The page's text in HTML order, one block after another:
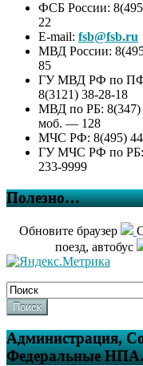
ФСБ России:
22
E-mail: fsb@fsb.ru
МВД России:
85
ГУ МВД РФ по
8(3121) 38-28-18
МВД по РБ: 8(347)
моб. — 128
МЧС РФ: 8(495)
ГУ МЧС РФ по РБ:
233-9999
Полезно…
Обновите браузер
поезд, автобус
Поиск
Администрация,
Федеральные